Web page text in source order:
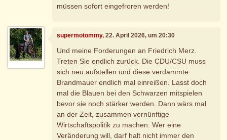
müssen sofort eingefroren werden!
supermotommy, 22. April 2026, um 20:30
Und meine Forderungen an Friedrich Merz.
Treten Sie endlich zurück. Die CDU/CSU muss
sich neu aufstellen und diese verdammte
Brandmauer endlich mal einreißen. Lasst doch
mal die Blauen bei den Schwarzen mitspielen
bevor sie noch stärker werden. Dann wärs mal
an der Zeit, zusammen vernünftige
Wirtschaftspolitik zu machen. Wer eine
Veränderung will, darf halt nicht immer den